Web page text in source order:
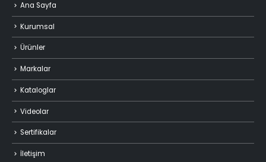
Ana Sayfa
Kurumsal
Ürünler
Markalar
Kataloglar
Videolar
Sertifikalar
İletişim